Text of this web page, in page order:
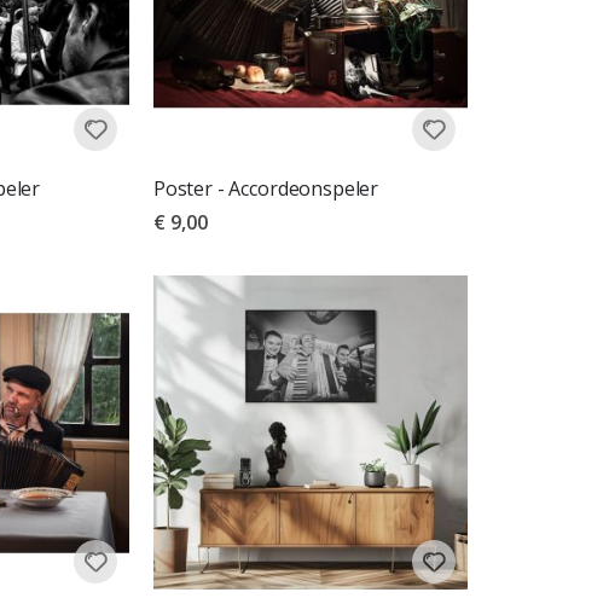
Poster - Accordeonspeler
€ 9,00